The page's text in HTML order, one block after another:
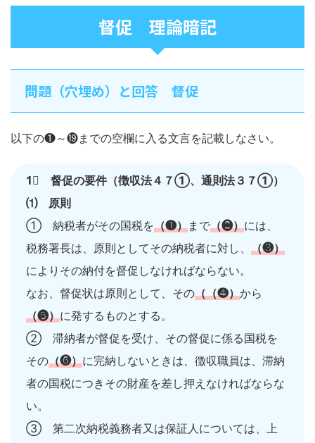
督促 理論暗記
問題（穴埋め）と回答 督促
以下の❶～⓳までの空欄に入る文言を記載しなさい。
1⃣ 督促の要件（徴収法４７①、通則法３７①）
⑴ 原則
① 納税者がその国税を（❶）まで（❷）には、
税務署長は、原則としてその納税者に対し、（❸）
によりその納付を督促しなければならない。
なお、督促状は原則として、その（（❹）から
（❺）に発するものとする。
② 滞納者が督促を受け、その督促に係る国税を
その（❻）に完納しないときは、徴収職員は、滞納
者の国税につきその財産を差し押えなければならな
い。
③ 第二次納税義務者又は保証人については、上